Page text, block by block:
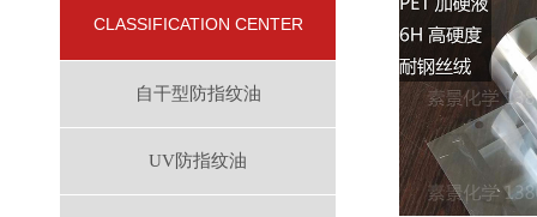
CLASSIFICATION CENTER
自干型防指纹油
UV防指纹油